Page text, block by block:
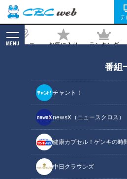
テ
ニュース お気に入り ランキング
MENU
番組
チャント！
newsX（ニュースクロス）
健康カプセル！ゲンキの時
中日クラウンズ
価格は330円が中心で高
記事に戻